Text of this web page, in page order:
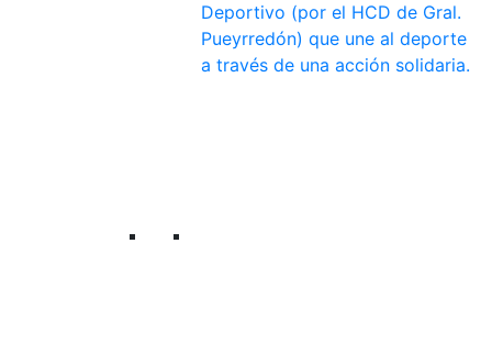
Deportivo (por el HCD de Gral.
Pueyrredón) que une al deporte
a través de una acción solidaria.